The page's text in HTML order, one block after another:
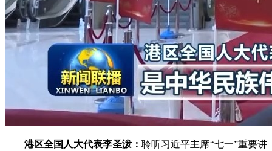
港区全国人大代表李圣泼：聆听习近平主席“七一”重要讲